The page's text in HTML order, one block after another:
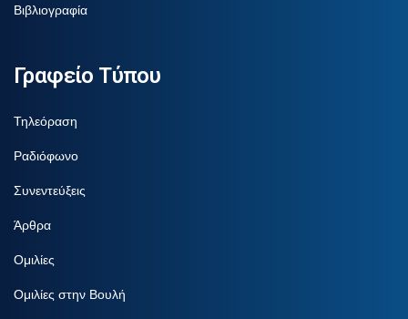
Βιβλιογραφία
Γραφείο Τύπου
Τηλεόραση
Ραδιόφωνο
Συνεντεύξεις
Άρθρα
Ομιλίες
Ομιλίες στην Βουλή